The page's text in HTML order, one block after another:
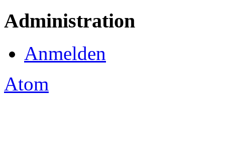
Administration
Anmelden
Atom